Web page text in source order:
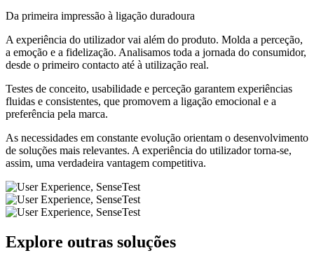
Da primeira impressão à ligação duradoura
A experiência do utilizador vai além do produto. Molda a perceção,
a emoção e a fidelização. Analisamos toda a jornada do consumidor,
desde o primeiro contacto até à utilização real.
Testes de conceito, usabilidade e perceção garantem experiências
fluidas e consistentes, que promovem a ligação emocional e a
preferência pela marca.
As necessidades em constante evolução orientam o desenvolvimento
de soluções mais relevantes. A experiência do utilizador torna-se,
assim, uma verdadeira vantagem competitiva.
Explore outras soluções